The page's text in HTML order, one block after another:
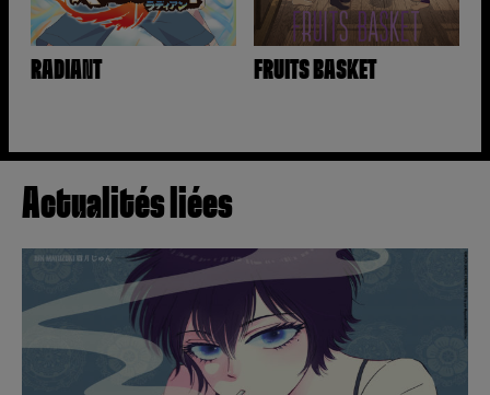
RADIANT FRUITS BASKET
Actualités liées